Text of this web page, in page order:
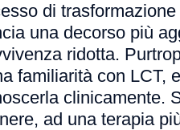
di
una decorso più
ridotta.
familiarità con LCT,
clinicamente.
ad una terapia